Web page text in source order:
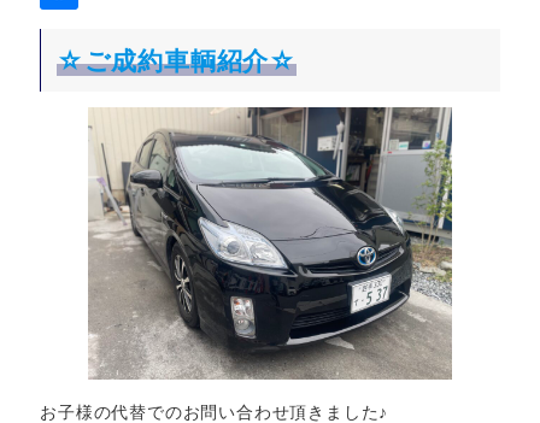
☆ご成約車輌紹介☆
お子様の代替でのお問い合わせ頂きました♪